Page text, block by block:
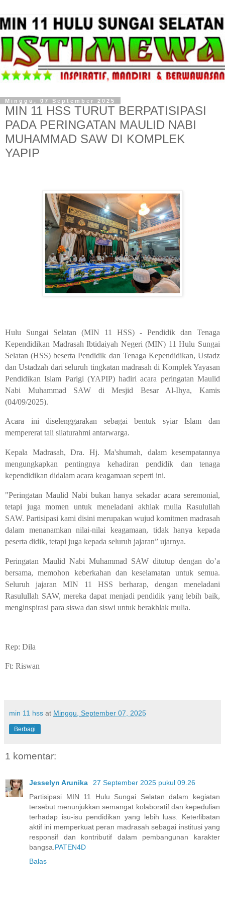
Minggu, 07 September 2025
MIN 11 HSS TURUT BERPATISIPASI
PADA PERINGATAN MAULID NABI
MUHAMMAD SAW DI KOMPLEK
YAPIP
Hulu Sungai Selatan (MIN 11 HSS) - Pendidik dan Tenaga
Kependidikan Madrasah Ibtidaiyah Negeri (MIN) 11 Hulu Sungai
Selatan (HSS) beserta Pendidik dan Tenaga Kependidikan, Ustadz
dan Ustadzah dari seluruh tingkatan madrasah di Komplek Yayasan
Pendidikan Islam Parigi (YAPIP) hadiri acara peringatan Maulid
Nabi Muhammad SAW di Mesjid Besar Al-Ihya, Kamis
(04/09/2025).
Acara ini diselenggarakan sebagai bentuk syiar Islam dan
mempererat tali silaturahmi antarwarga.
Kepala Madrasah, Dra. Hj. Ma'shumah, dalam kesempatannya
mengungkapkan pentingnya kehadiran pendidik dan tenaga
kependidikan didalam acara keagamaan seperti ini.
"Peringatan Maulid Nabi bukan hanya sekadar acara seremonial,
tetapi juga momen untuk meneladani akhlak mulia Rasulullah
SAW. Partisipasi kami disini merupakan wujud komitmen madrasah
dalam menanamkan nilai-nilai keagamaan, tidak hanya kepada
peserta didik, tetapi juga kepada seluruh jajaran” ujarnya.
Peringatan Maulid Nabi Muhammad SAW ditutup dengan do’a
bersama, memohon keberkahan dan keselamatan untuk semua.
Seluruh jajaran MIN 11 HSS berharap, dengan meneladani
Rasulullah SAW, mereka dapat menjadi pendidik yang lebih baik,
menginspirasi para siswa dan siswi untuk berakhlak mulia.
Rep: Dila
Ft: Riswan
min 11 hss at Minggu, September 07, 2025
Berbagi
1 komentar:
Jesselyn Arunika
27 September 2025 pukul 09.26
Partisipasi MIN 11 Hulu Sungai Selatan dalam kegiatan
tersebut menunjukkan semangat kolaboratif dan kepedulian
terhadap isu-isu pendidikan yang lebih luas. Keterlibatan
aktif ini memperkuat peran madrasah sebagai institusi yang
responsif dan kontributif dalam pembangunan karakter
bangsa. PATEN4D
Balas